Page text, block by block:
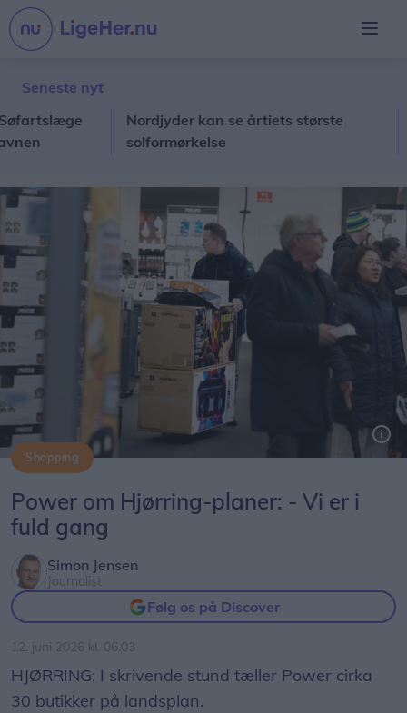
Seneste nyt
Nordjyder kan se årtiets største
solformørkelse
Shopping
Power om Hjørring-planer: - Vi er i
fuld gang
Simon Jensen
Journalist
Følg os på Discover
12. juni 2026 kl. 06.03
HJØRRING: I skrivende stund tæller Power cirka
30 butikker på landsplan.